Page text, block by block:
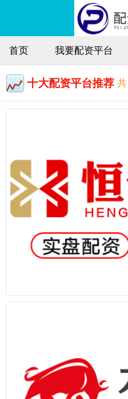
首页 我要配资平台
十大配资平台推荐 共